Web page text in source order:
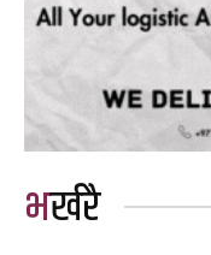
भर्खरै